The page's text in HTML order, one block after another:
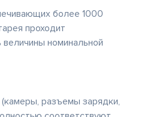
более 1000
проходит
номинальной
разъемы зарядки,